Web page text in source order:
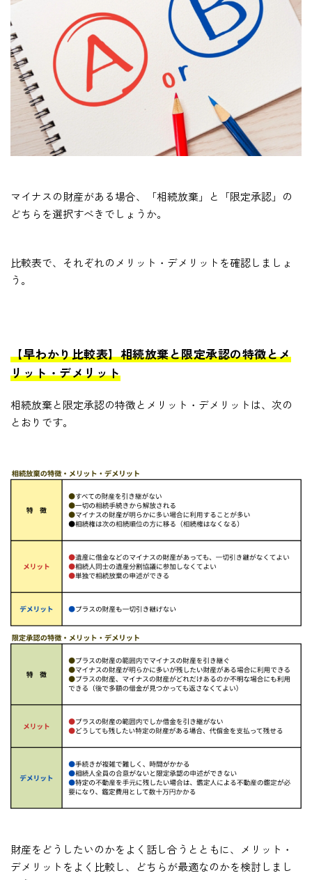
マイナスの財産がある場合、「相続放棄」と「限定承認」の
どちらを選択すべきでしょうか。
比較表で、それぞれのメリット・デメリットを確認しましょ
う。
【早わかり比較表】相続放棄と限定承認の特徴とメ
リット・デメリット
相続放棄と限定承認の特徴とメリット・デメリットは、次の
とおりです。
財産をどうしたいのかをよく話し合うとともに、メリット・
デメリットをよく比較し、どちらが最適なのかを検討しまし